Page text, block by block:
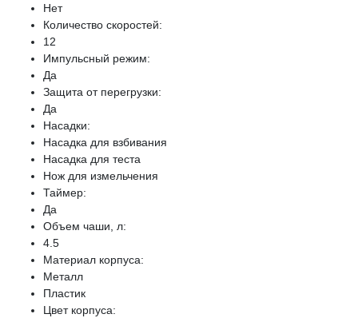
Нет
Количество скоростей:
12
Импульсный режим:
Да
Защита от перегрузки:
Да
Насадки:
Насадка для взбивания
Насадка для теста
Нож для измельчения
Таймер:
Да
Объем чаши, л:
4.5
Материал корпуса:
Металл
Пластик
Цвет корпуса: